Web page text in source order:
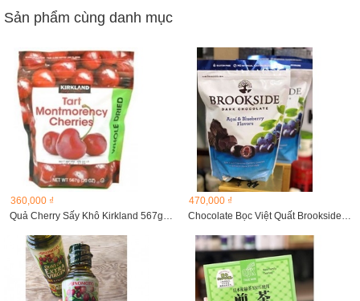
Sản phẩm cùng danh mục
360,000 ₫
Quả Cherry Sấy Khô Kirkland 567g (Dried Cherries)
470,000 ₫
Chocolate Bọc Việt Quất Brookside của Mỹ loại 907g...